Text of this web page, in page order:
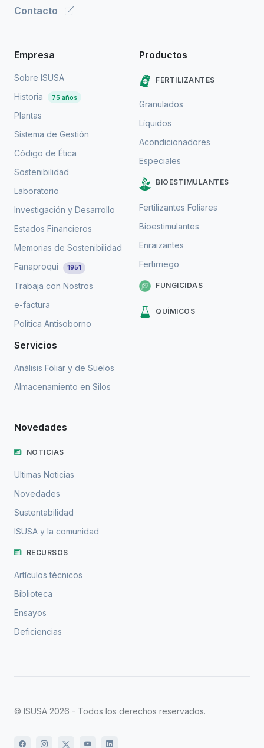
Contacto
Empresa
Sobre ISUSA
Historia
75 años
Plantas
Sistema de Gestión
Código de Ética
Sostenibilidad
Laboratorio
Investigación y Desarrollo
Estados Financieros
Memorias de Sostenibilidad
Fanaproqui
1951
Trabaja con Nostros
e-factura
Política Antisoborno
Servicios
Análisis Foliar y de Suelos
Almacenamiento en Silos
Productos
FERTILIZANTES
Granulados
Líquidos
Acondicionadores
Especiales
BIOESTIMULANTES
Fertilizantes Foliares
Bioestimulantes
Enraizantes
Fertirriego
FUNGICIDAS
QUÍMICOS
Novedades
NOTICIAS
Ultimas Noticias
Novedades
Sustentabilidad
ISUSA y la comunidad
RECURSOS
Artículos técnicos
Biblioteca
Ensayos
Deficiencias
© ISUSA 2026 - Todos los derechos reservados.